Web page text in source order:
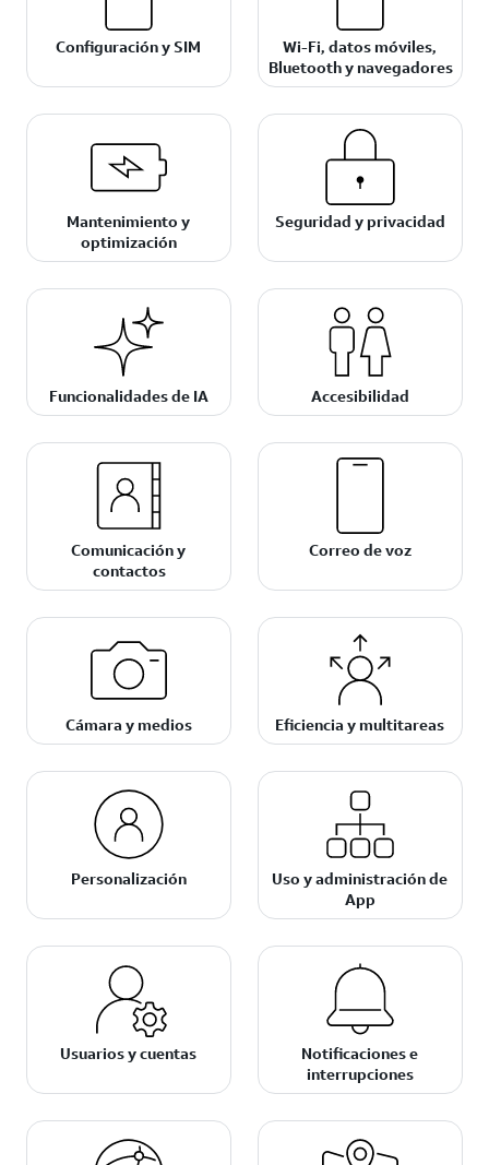
Configuración y SIM
Wi-Fi, datos móviles,
Bluetooth y navegadores
Mantenimiento y
optimización
Seguridad y privacidad
Funcionalidades de IA Accesibilidad
Comunicación y
contactos
Correo de voz
Cámara y medios Eficiencia y multitareas
Personalización
Uso y administración de
App
Usuarios y cuentas
Notificaciones e
interrupciones